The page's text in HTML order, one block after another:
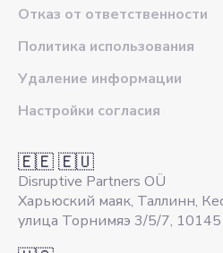
Отказ от ответственности
Политика использования
Удаление информации
Настройки согласия
🇪🇪 🇪🇺
Disruptive Partners OÜ
Харьюский маяк, Таллинн,
улица Торнимяэ 3/5/7, 10145